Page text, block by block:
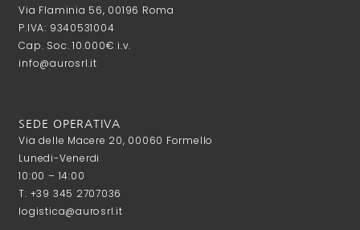
Via Flaminia 56, 00196 Roma
P.IVA: 9340531004
Cap. Soc. 10.000€ i.v.
info@aurosrl.it
SEDE OPERATIVA
Via delle Macere 20, 00060 Formello
Lunedi-Venerdi
10:00 – 14:00
T: +39 345 2707036
logistica@aurosrl.it